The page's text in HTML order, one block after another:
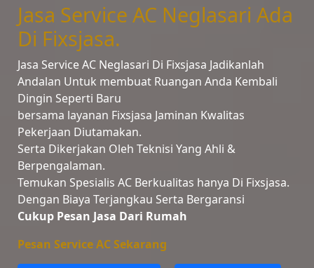
Jasa Service AC Neglasari Ada
Di Fixsjasa.
Jasa Service AC Neglasari Di Fixsjasa Jadikanlah
Andalan Untuk membuat Ruangan Anda Kembali
Dingin Seperti Baru
bersama layanan Fixsjasa Jaminan Kwalitas
Pekerjaan Diutamakan.
Serta Dikerjakan Oleh Teknisi Yang Ahli &
Berpengalaman.
Temukan Spesialis AC Berkualitas hanya Di Fixsjasa.
Dengan Biaya Terjangkau Serta Bergaransi
Cukup Pesan Jasa Dari Rumah
Pesan Service AC Sekarang